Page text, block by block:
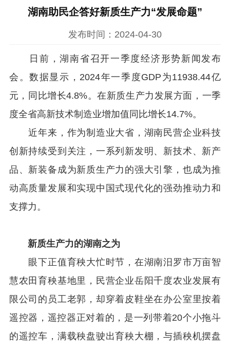
湖南助民企答好新质生产力“发展命题”
发布时间：2024-04-30
日前，湖南省召开一季度经济形势新闻发布
会。数据显示，2024年一季度GDP为11938.44亿
元，同比增长4.8%。在新质生产力发展方面，一季
度全省高新技术制造业增加值同比增长14.7%。
近年来，作为制造业大省，湖南民营企业科技
创新持续受到关注，一系列新发明、新技术、新产
品、新装备成为新质生产力的强大引擎，也成为推
动高质量发展和实现中国式现代化的强劲推动力和
支撑力。
新质生产力的湖南之为
眼下正值育秧大忙时节，在湖南汨罗市万亩智
慧农田育秧基地里，民营企业岳阳千度农业发展有
限公司的员工老郭，却穿着皮鞋坐在办公室里按着
遥控器，遥控器正对着的，是一列带着20个小拖斗
的遥控车，满载秧盘驶出育秧大棚，与插秧机摆盘